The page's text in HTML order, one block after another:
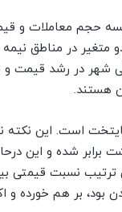
حجم معاملات و
متغیر در مناطق
در رشد قیمت و
هستند.
پایتخت است. این
شده و این
ترتیب نسبت
بر هم خورده و